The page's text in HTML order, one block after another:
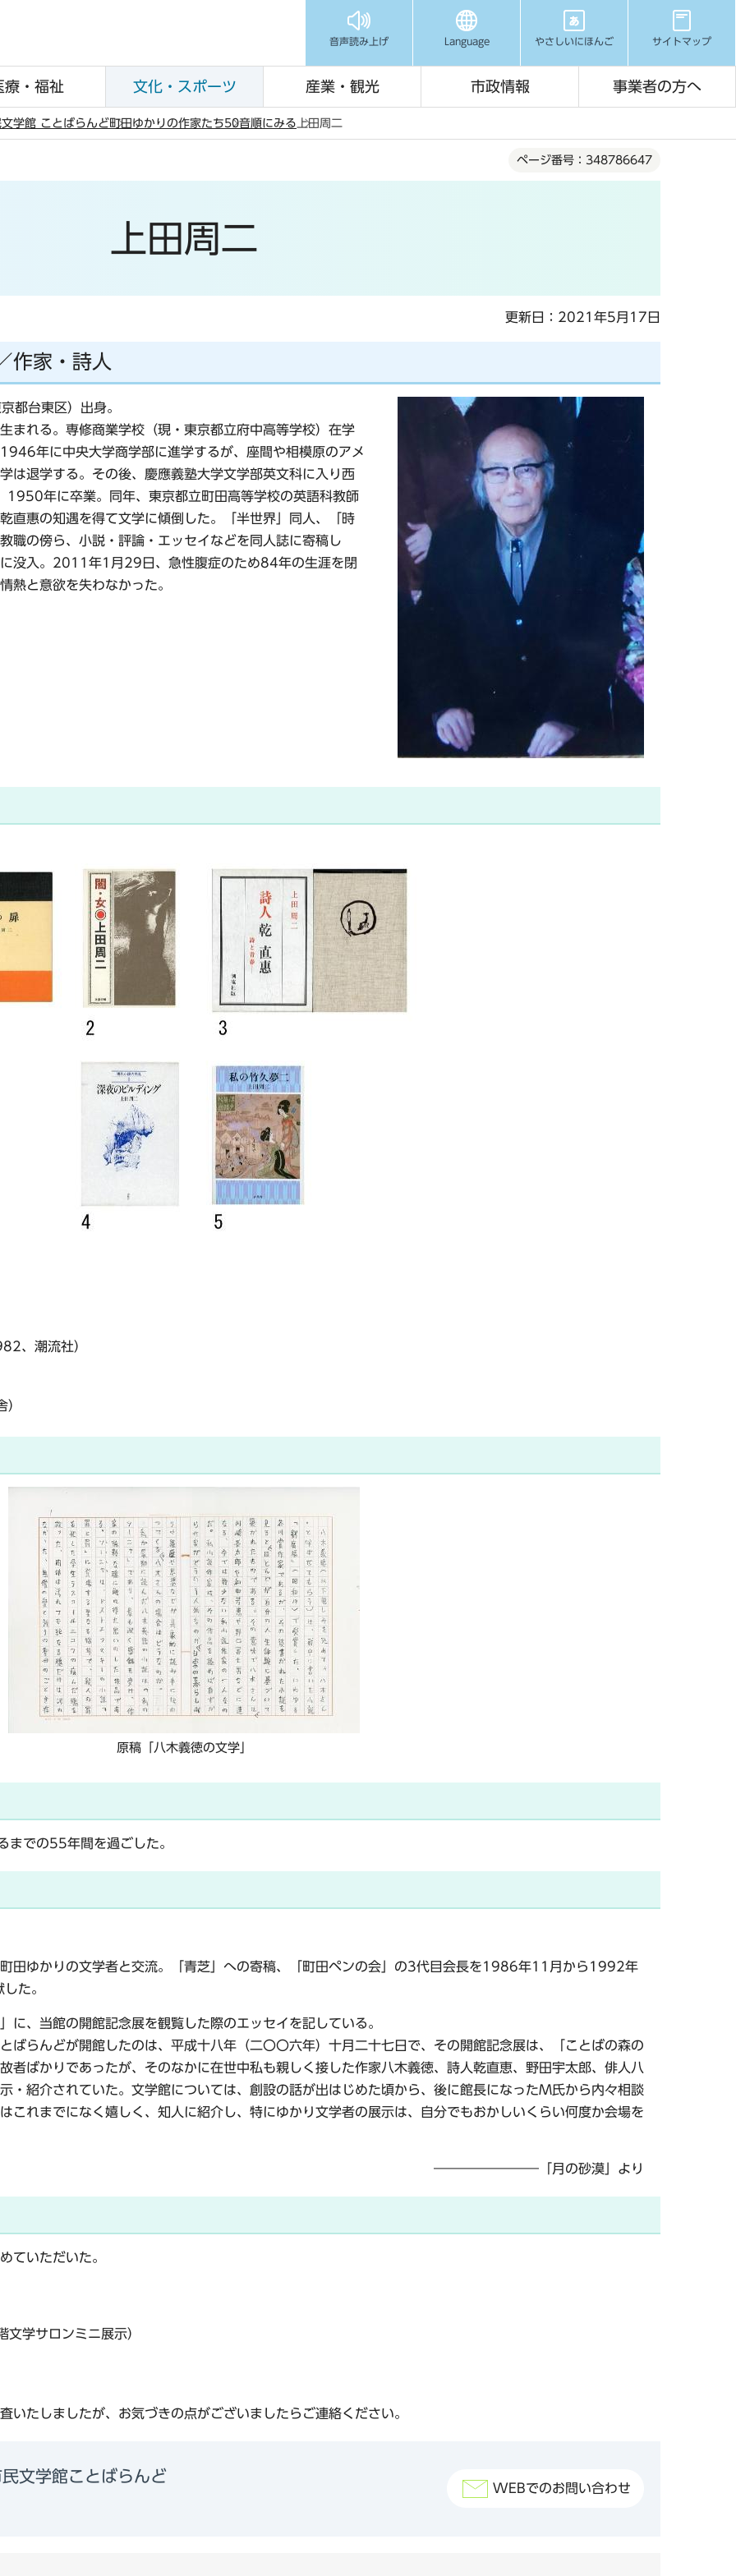
音声読み上げ Language やさしいにほんご サイトマップ
療・福祉 文化・スポーツ 産業・観光 市政情報 事業者の方へ
学館 ことばらんど町田ゆかりの作家たち50音順にみる 上田周二
ページ番号：348786647
上田周二
更新日：2021年5月17日
家・詩人
都台東区）出身。
まれる。専修商業学校（現・東京都立府中高等学校）在学
年に中央大学商学部に進学するが、座間や相模原のアメ
は退学する。その後、慶應義塾大学文学部英文科に入り西
1950年に卒業。同年、東京都立町田高等学校の英語科教師
直惠の知遇を得て文学に傾倒した。「半世界」同人、「時
職の傍ら、小説・評論・エッセイなどを同人誌に寄稿し
没入。2011年1月29日、急性腹症のため84年の生涯を閉
熱と意欲を失わなかった。
、潮流社）
原稿「八木義徳の文学」
での55年間を過ごした。
田ゆかりの文学者と交流。「青芝」への寄稿、「町田ペンの会」の3代目会長を1986年11月から1992年
た。
に、当館の開館記念展を観覧した際のエッセイを記している。
ばらんどが開館したのは、平成十八年（二〇〇六年）十月二十七日で、その開館記念展は、「ことばの森の
ばかりであったが、そのなかに在世中私も親しく接した作家八木義徳、詩人乾直恵、野田宇太郎、俳人八
・紹介されていた。文学館については、創設の話が出はじめた頃から、後に館長になったМ氏から内々相談
これまでになく嬉しく、知人に紹介し、特にゆかり文学者の展示は、自分でもおかしいくらい何度か会場を
――――――――「月の砂漠」より
ていただいた。
学サロンミニ展示）
いたしましたが、お気づきの点がございましたらご連絡ください。
文学館ことばらんど
WEBでのお問い合わせ